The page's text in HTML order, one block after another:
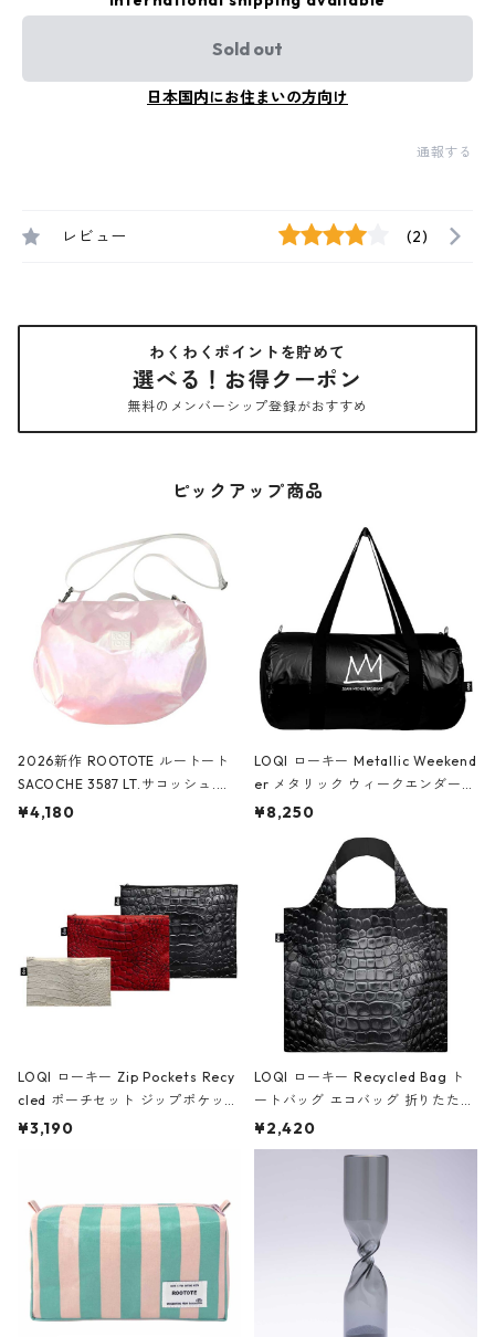
Sold out
日本国内にお住まいの方向け
通報する
レビュー (2)
わくわくポイントを貯めて
選べる！お得クーポン
無料のメンバーシップ登録がおすすめ
ピックアップ商品
2026新作 ROOTOTE ルートート
SACOCHE 3587 LT.サコッシュ.ル
ミエ-B ショルダーバッグ グロスピ
¥4,180
LOQI ローキー Metallic Weekend
er メタリック ウィークエンダー
ボストンバッグ ショルダーバッグ
Black ジャン=ミッシェル・バスキ
ア/クラウン ブラック
¥8,250
LOQI ローキー Zip Pockets Recy
cled ポーチセット ジップポケット
ファスナーポーチ 撥水加工 トラベ
ーガンディー、オフホワイト
¥3,190
LOQI ローキー Recycled Bag ト
ートバッグ エコバッグ 折りたたみ
大きめ 撥水加工 収納ポーチ CRO
CODILE/Black クロコダイル/ブラ
¥2,420